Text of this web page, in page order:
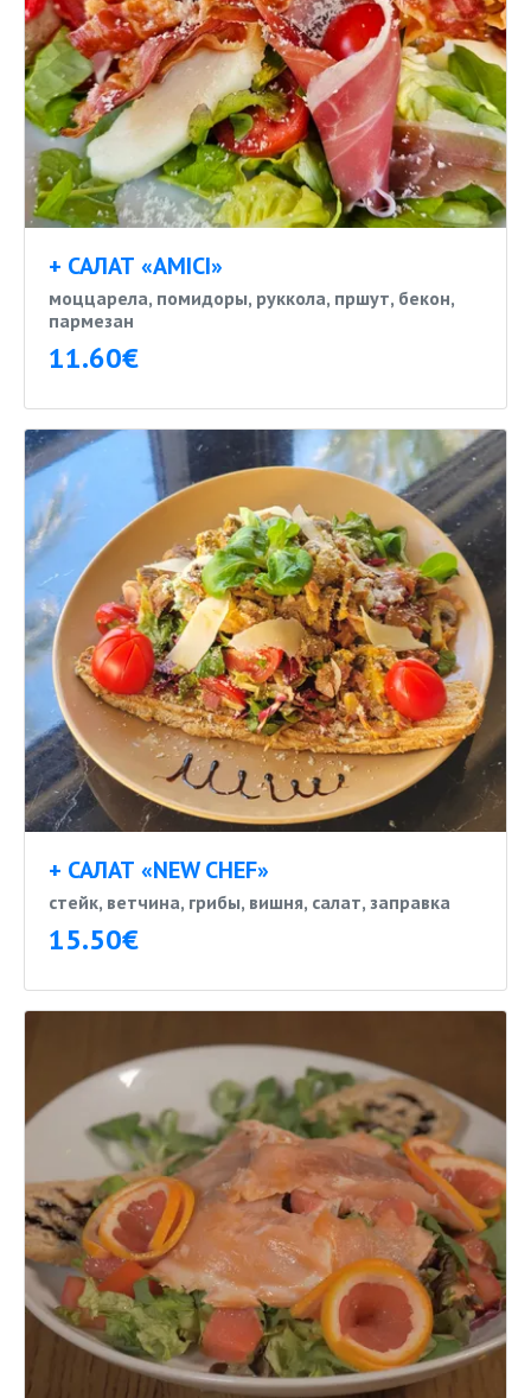
+ САЛАТ «AMICI»
моццарела, помидоры, руккола, пршут, бекон,
пармезан
11.60€
+ САЛАТ «NEW CHEF»
стейк, ветчина, грибы, вишня, салат, заправка
15.50€